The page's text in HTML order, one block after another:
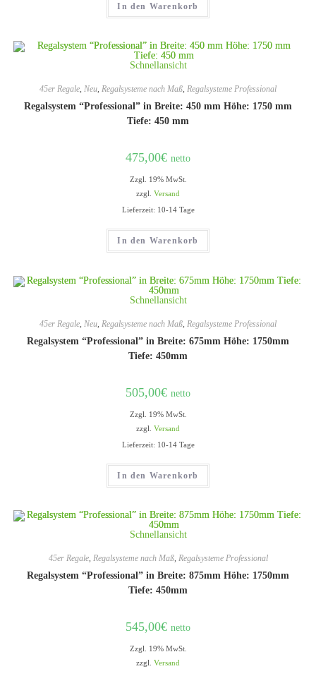
In den Warenkorb
Schnellansicht
45er Regale, Neu, Regalsysteme nach Maß, Regalsysteme Professional
Regalsystem “Professional” in Breite: 450 mm Höhe: 1750 mm
Tiefe: 450 mm
475,00€ netto
Zzgl. 19% MwSt.
zzgl. Versand
Lieferzeit: 10-14 Tage
In den Warenkorb
Schnellansicht
45er Regale Neu Regalsysteme nach Maß Regalsysteme Professional
Regalsystem “Professional” in Breite: 675mm Höhe: 1750mm
Tiefe: 450mm
505,00€ netto
Zzgl. 19% MwSt.
zzgl. Versand
Lieferzeit: 10-14 Tage
In den Warenkorb
Schnellansicht
45er Regale, Regalsysteme nach Maß, Regalsysteme Professional
Regalsystem “Professional” in Breite: 875mm Höhe: 1750mm
Tiefe: 450mm
545,00€ netto
Zzgl. 19% MwSt.
zzgl. Versand